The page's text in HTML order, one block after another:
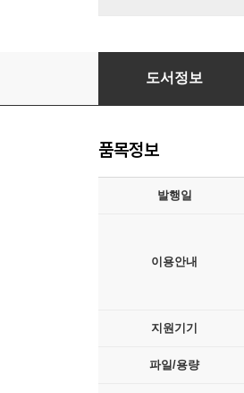
못생긴 소년, 결국엔
도서정보
품목정보
발행일
이용안내
지원기기
파일/용량